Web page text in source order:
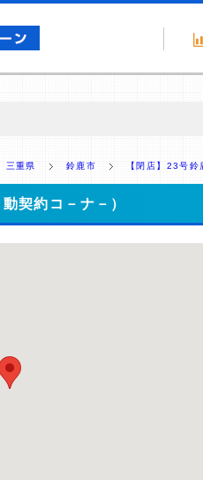
情報提供を行っています。
三重県 鈴鹿市 【閉店】23号鈴
契約コ－ナ－）